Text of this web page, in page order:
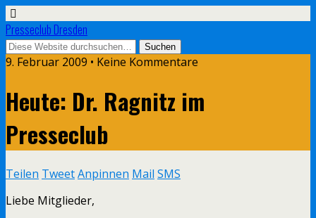
Presseclub Dresden
9. Februar 2009 • Keine Kommentare
Heute: Dr. Ragnitz im
Presseclub
Teilen TweetAnpinnen Mail SMS
Liebe Mitglieder,